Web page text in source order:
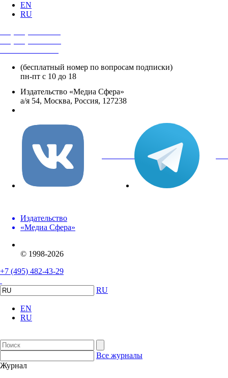
EN
RU
(бесплатный номер по вопросам подписки)
пн-пт с 10 до 18
Издательство «Медиа Сфера»
а/я 54, Москва, Россия, 127238
вКонтакте
Издательство
«Медиа Сфера»
© 1998-2026
+7 (495) 482-43-29
RU
EN
RU
Все журналы
Журнал